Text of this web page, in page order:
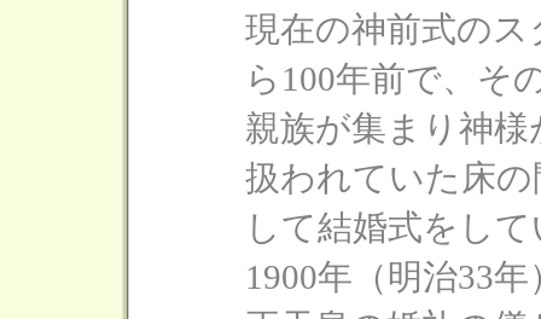
現在の神前式の
ら100年前で、そ
親族が集まり神
扱われていた床
して結婚式をし
1900年（明治33